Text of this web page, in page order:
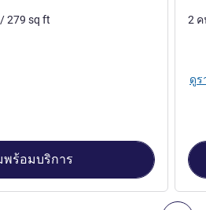
/279 sq ft
พร้อมบริการ
2
ดูร